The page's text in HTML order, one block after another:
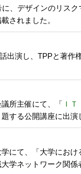
に、デザインのリス
されました。
出演し、TPPと著作
所主催にて、「 Ｉ
題する公開講座に出演
にて、「大学におけ
学ネットワーク関係